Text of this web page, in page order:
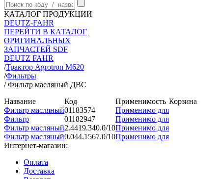
КАТАЛОГ ПРОДУКЦИИ
DEUTZ-FAHR
ПЕРЕЙТИ В КАТАЛОГ
ОРИГИНАЛЬНЫХ
ЗАПЧАСТЕЙ SDF
DEUTZ FAHR
/Трактор Agrotron M620
/Фильтры
/ Фильтр масляный ДВС
Название
Код Применимость Корзина
Фильтр масляный01183574
Применимо для
Фильтр
01182947
Применимо для
Фильтр масляный2.4419.340.0/10Применимо для
Фильтр масляный0.044.1567.0/10Применимо для
Интернет-магазин:
Оплата
Доставка